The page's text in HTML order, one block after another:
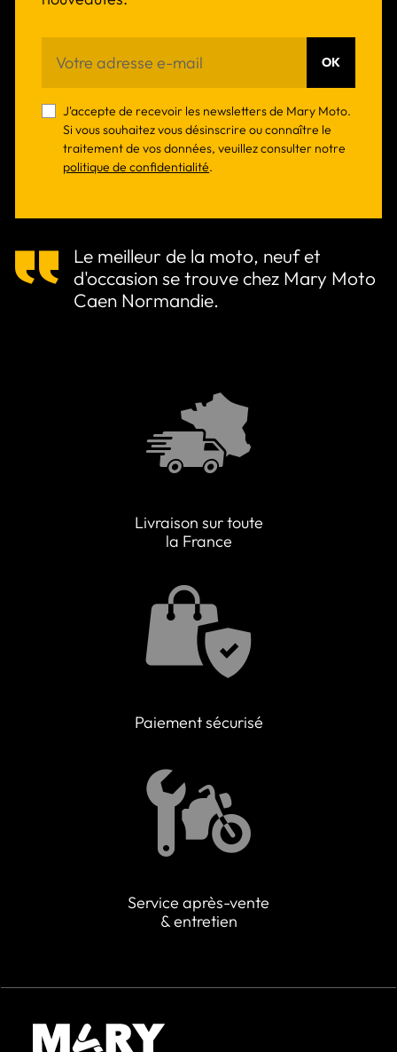
OK
J'accepte de recevoir les newsletters de Mary Moto.
Si vous souhaitez vous désinscrire ou connaître le
traitement de vos données, veuillez consulter notre
politique de confidentialité.
Le meilleur de la moto, neuf et
d'occasion se trouve chez Mary Moto
Caen Normandie.
Livraison sur toute
la France
Paiement sécurisé
Service après-vente
& entretien